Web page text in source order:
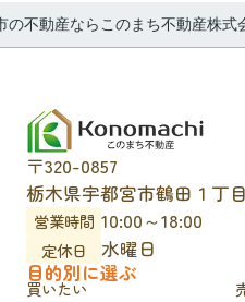
の不動産ならこのまち不動産株式
〒320-0857
栃木県宇都宮市鶴田１丁
営業時間 10:00～18:00
定休日
水曜日
目的別に選ぶ
買いたい